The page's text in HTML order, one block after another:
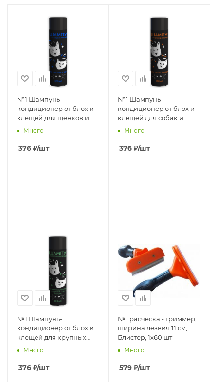
№1 Шампунь-
кондиционер от блох и
клещей для щенков и
котят 300мл
Много
376 ₽/шт
№1 Шампунь-
кондиционер от блох и
клещей для собак и
кошек 300мл
Много
376 ₽/шт
№1 Шампунь-
кондиционер от блох и
клещей для крупных
пород собак и кошек
Много
376 ₽/шт
№1 расческа - триммер,
ширина лезвия 11 см,
Блистер, 1х60 шт
Много
579 ₽/шт